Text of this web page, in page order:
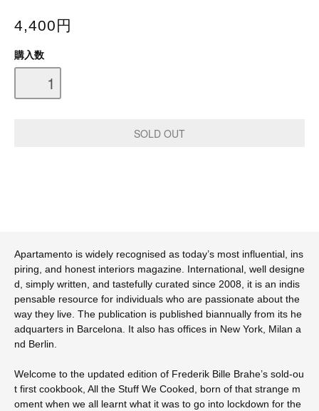
4,400円
購入数
Apartamento is widely recognised as today’s most influential, ins
piring, and honest interiors magazine. International, well designe
d, simply written, and tastefully curated since 2008, it is an indis
pensable resource for individuals who are passionate about the
way they live. The publication is published biannually from its he
adquarters in Barcelona. It also has offices in New York, Milan a
nd Berlin.
Welcome to the updated edition of Frederik Bille Brahe’s sold-ou
t first cookbook, All the Stuff We Cooked, born of that strange m
oment when we all learnt what it was to go into lockdown for the